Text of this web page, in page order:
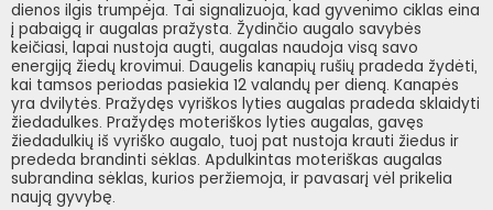
dienos ilgis trumpėja. Tai signalizuoja, kad gyvenimo ciklas eina
į pabaigą ir augalas pražysta. Žydinčio augalo savybės
keičiasi, lapai nustoja augti, augalas naudoja visą savo
energiją žiedų krovimui. Daugelis kanapių rušių pradeda žydėti,
kai tamsos periodas pasiekia 12 valandų per dieną. Kanapės
yra dvilytės. Pražydęs vyriškos lyties augalas pradeda sklaidyti
žiedadulkes. Pražydęs moteriškos lyties augalas, gavęs
žiedadulkių iš vyriško augalo, tuoj pat nustoja krauti žiedus ir
prededa brandinti sėklas. Apdulkintas moteriškas augalas
subrandina sėklas, kurios peržiemoja, ir pavasarį vėl prikelia
naują gyvybę.